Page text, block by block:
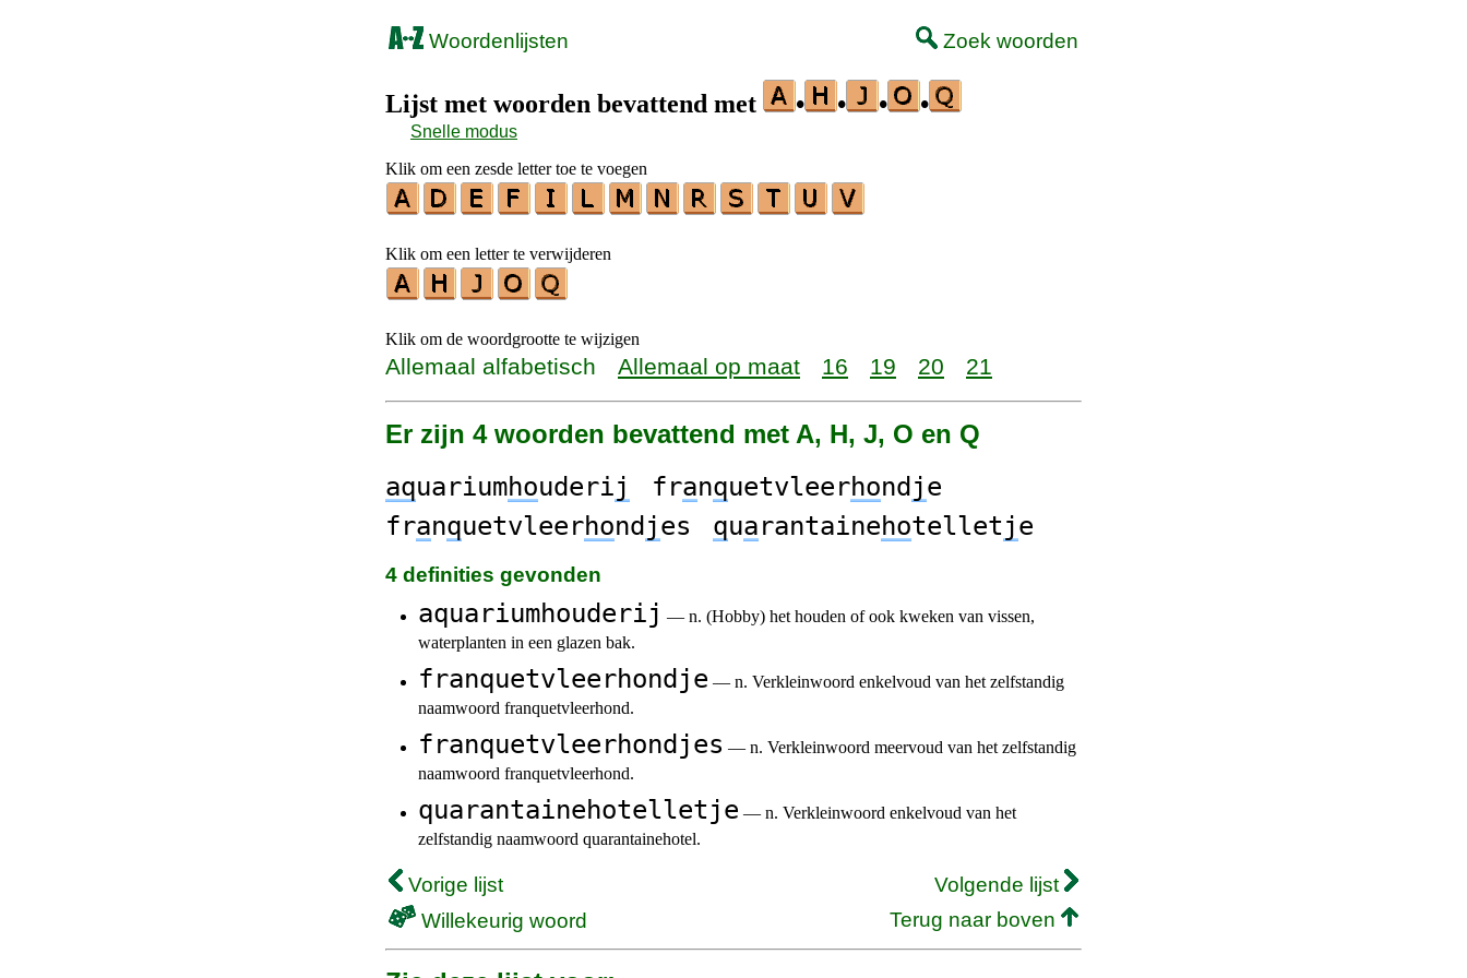
Woordenlijsten Zoek woorden
Lijst met woorden bevattend met • • • •
Snelle modus
Klik om een zesde letter toe te voegen
Klik om een letter te verwijderen
Klik om de woordgrootte te wijzigen
Allemaal alfabetisch Allemaal op maat 16 19 20 21
Er zijn 4 woorden bevattend met A, H, J, O en Q
aquariumhouderij franquetvleerhond je
franquetvleerhond jes quarantainehotelletje
4 definities gevonden
aquariumhouderij — n. (Hobby) het houden of ook kweken van vissen,
waterplanten in een glazen bak.
franquetvleerhondje — n. Verkleinwoord enkelvoud van het zelfstandig
naamwoord franquetvleerhond.
franquetvleerhondjes — n. Verkleinwoord meervoud van het zelfstandig
naamwoord franquetvleerhond.
quarantainehotelletje — n. Verkleinwoord enkelvoud van het
zelfstandig naamwoord quarantainehotel.
Vorige lijst
Volgende lijst
Willekeurig woord
Terug naar boven